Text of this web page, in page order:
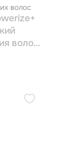
волос
волос